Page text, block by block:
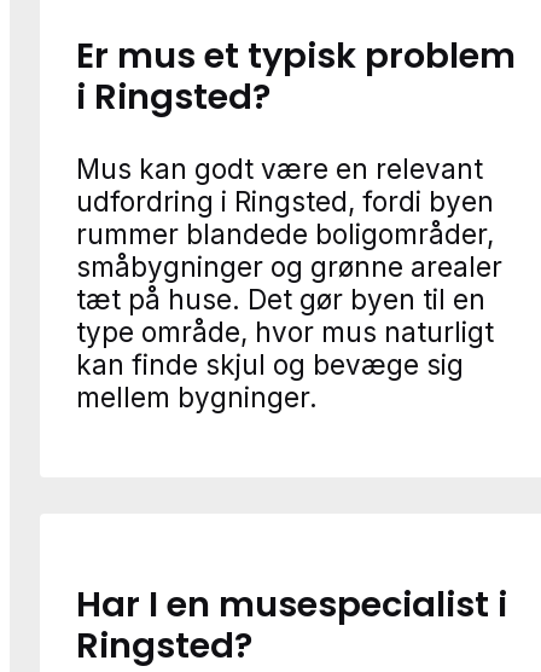
Er mus et typisk problem
i Ringsted?
Mus kan godt være en relevant
udfordring i Ringsted, fordi byen
rummer blandede boligområder,
småbygninger og grønne arealer
tæt på huse. Det gør byen til en
type område, hvor mus naturligt
kan finde skjul og bevæge sig
mellem bygninger.
Har I en musespecialist i
Ringsted?